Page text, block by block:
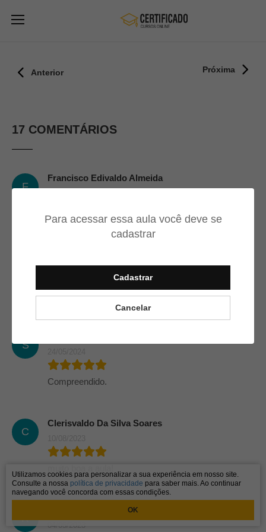
Para acessar essa aula você deve se
cadastrar
Cadastrar
Cancelar
Anterior Próxima
17 COMENTÁRIOS
F
Francisco Edivaldo Almeida
Sensacional
Renatinhooo Moura 25/08/2024
Otimo curso
S
Compreendido.
C
Clerisvaldo Da Silva Soares
R
Robson Soares Dos Santos
04/05/2023
Utilizamos cookies para personalizar a sua experiência em nosso site.
Consulte a nossa política de privacidade para saber mais. Ao continuar
navegando você concorda com essas condições.
OK